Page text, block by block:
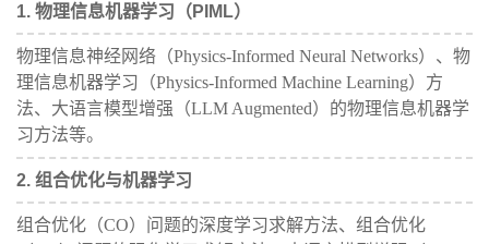
1. 物理信息机器学习（PIML）
物理信息神经网络（Physics-Informed Neural Networks）、物
理信息机器学习（Physics-Informed Machine Learning）方
法、大语言模型增强（LLM Augmented）的物理信息机器学
习方法等。
2. 组合优化与机器学习
组合优化（CO）问题的深度学习求解方法、组合优化